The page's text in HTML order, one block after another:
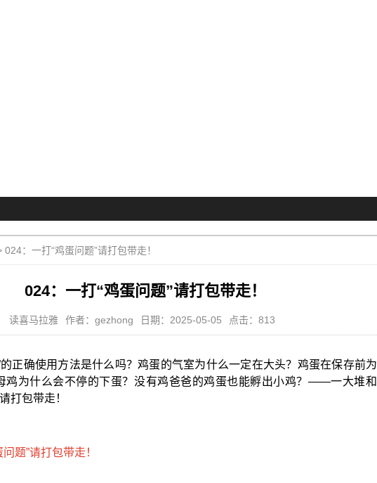
024：一打“鸡蛋问题”请打包带走！
024：一打“鸡蛋问题”请打包带走！
读喜马拉雅 作者：gezhong 日期：2025-05-05 点击：813
的正确使用方法是什么吗？鸡蛋的气室为什么一定在大头？鸡蛋在保存前为
鸡为什么会不停的下蛋？没有鸡爸爸的鸡蛋也能孵出小鸡？——一大堆和
打包带走！